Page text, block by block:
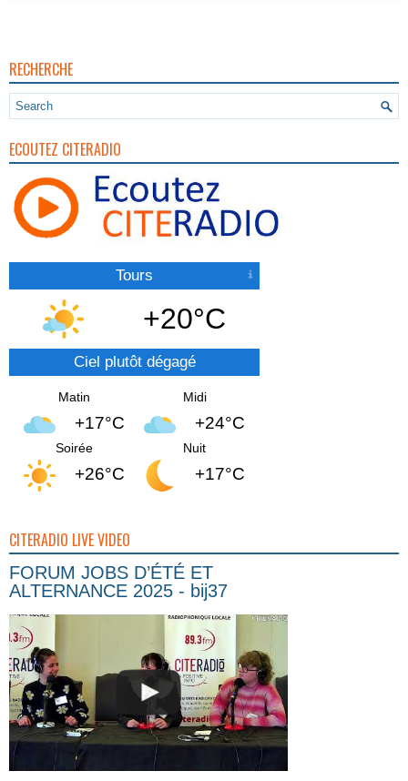
RECHERCHE
ECOUTEZ CITERADIO
Tours
+20°C
Ciel plutôt dégagé
Matin
+17°C
Midi
+24°C
Soirée
+26°C
Nuit
+17°C
CITERADIO LIVE VIDEO
FORUM JOBS D’ÉTÉ ET
ALTERNANCE 2025 - bij37